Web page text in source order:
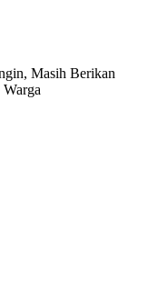
Masih Berikan